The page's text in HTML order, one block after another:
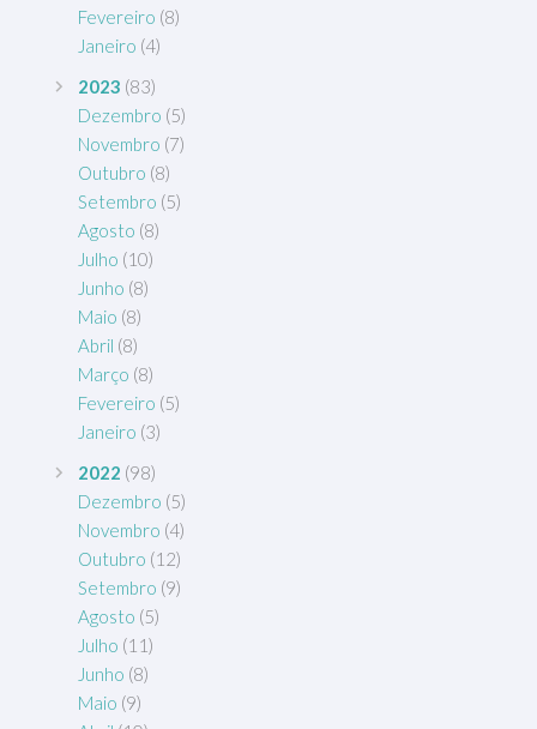
Fevereiro (8)
Janeiro (4)
2023 (83)
Dezembro (5)
Novembro (7)
Outubro (8)
Setembro (5)
Agosto (8)
Julho (10)
Junho (8)
Maio (8)
Abril (8)
Março (8)
Fevereiro (5)
Janeiro (3)
2022 (98)
Dezembro (5)
Novembro (4)
Outubro (12)
Setembro (9)
Agosto (5)
Julho (11)
Junho (8)
Maio (9)